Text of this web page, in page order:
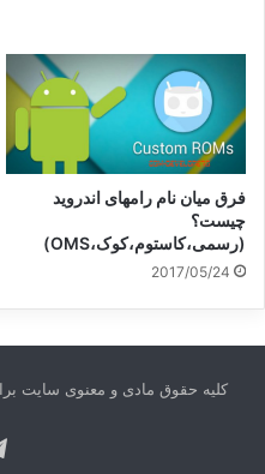
فرق میان نام رامهای اندروید
چیست؟
(رسمی،کاستوم،کوک،OMS)
2017/05/24
کلیه حقوق مادی و معنوی سایت